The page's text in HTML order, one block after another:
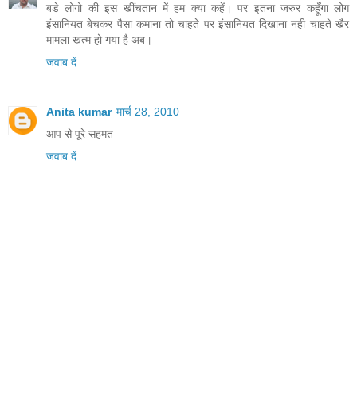
बडे लोगो की इस खींचतान में हम क्या कहें। पर इतना जरुर कहूँगा लोग
इंसानियत बेचकर पैसा कमाना तो चाहते पर इंसानियत दिखाना नही चाहते खैर
मामला खत्म हो गया है अब।
जवाब दें
Anita kumar मार्च 28, 2010
आप से पूरे सहमत
जवाब दें